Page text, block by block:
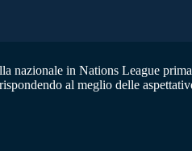
in Nations League
al meglio delle